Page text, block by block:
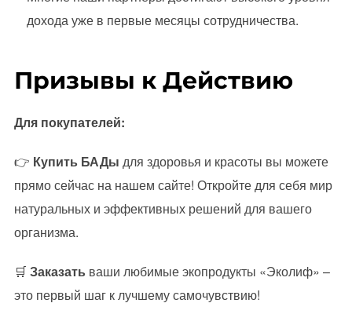
дохода уже в первые месяцы сотрудничества.
Призывы к Действию
Для покупателей:
👉 Купить БАДы для здоровья и красоты вы можете
прямо сейчас на нашем сайте! Откройте для себя мир
натуральных и эффективных решений для вашего
организма.
🛒 Заказать ваши любимые экопродукты «Эколиф» –
это первый шаг к лучшему самочувствию!